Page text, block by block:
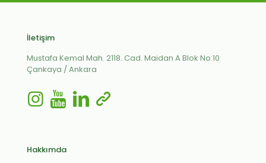
İletişim
Mustafa Kemal Mah. 2118. Cad. Maidan A Blok No:10
Çankaya / Ankara
Hakkımda